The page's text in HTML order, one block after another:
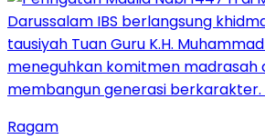
Ragam